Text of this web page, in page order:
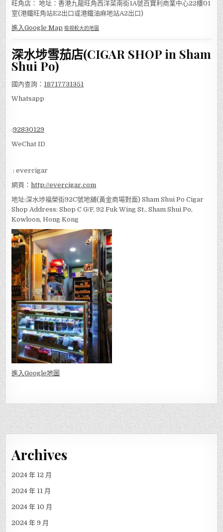
: evercigar
網頁：http://evercigar.com
旺角店： 地址：香港九龍旺角西洋菜南街1A號百寶利商業中心22樓01
室(港鐵旺角站E2出口或港鐵油麻地站A2出口)
深水埗雪茄店(CIGAR SHOP in Sham
國內查詢：18717731351
Whatsapp
:92830129
WeChat ID
: evercigar
網頁： http://evercigar.com
地址:深水埗福榮街92C號地舖(黃金商場對面) Sham Shui Po Cigar
Shop Address: Shop C G/F, 92 Fuk Wing St., Sham Shui Po,
Kowloon, Hong Kong
進入Google地圖